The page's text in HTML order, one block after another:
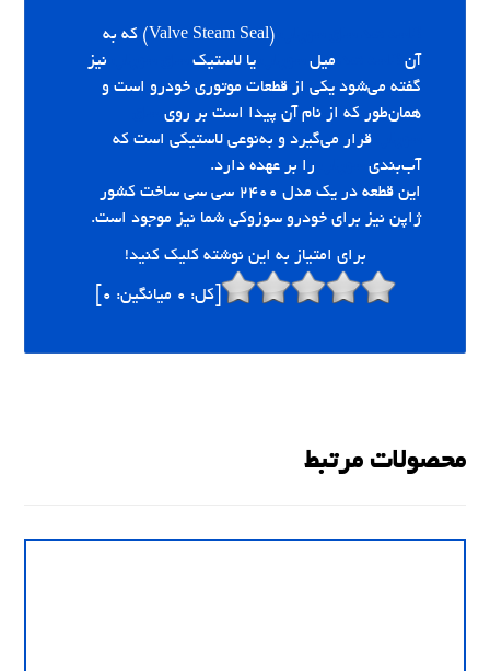
(Valve Steam Seal) که به
آن
میل یا لاستیک
نیز
گفته می‌شود یکی از قطعات موتوری خودرو است و
همان‌طور که از نام آن پیدا است بر روی
قرار می‌گیرد و به‌نوعی لاستیکی است که
آب‌بندی
را بر عهده دارد.
این قطعه در یک مدل ۲۴۰۰ سی سی ساخت کشور
ژاپن نیز برای خودرو سوزوکی شما نیز موجود است.
برای امتیاز به این نوشته کلیک کنید!
[کل: 0 میانگین: 0
محصولات مرتبط